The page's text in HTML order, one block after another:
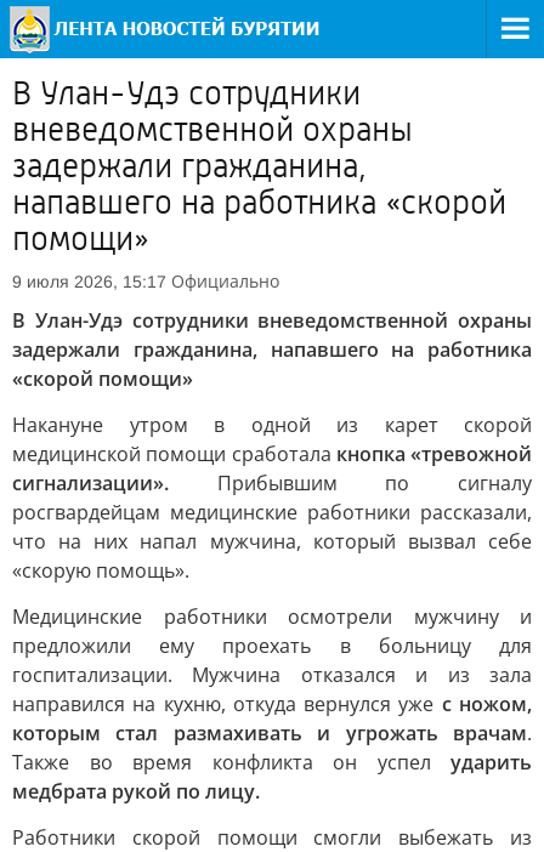
В Улан-Удэ сотрудники
вневедомственной охраны
задержали гражданина,
напавшего на работника «скорой
помощи»
9 июля 2026, 15:17 Официально
В Улан-Удэ сотрудники вневедомственной охраны
задержали гражданина, напавшего на работника
«скорой помощи»
Накануне утром в одной из карет скорой
медицинской помощи сработала кнопка «тревожной
сигнализации». Прибывшим по сигналу
росгвардейцам медицинские работники рассказали,
что на них напал мужчина, который вызвал себе
«скорую помощь».
Медицинские работники осмотрели мужчину и
предложили ему проехать в больницу для
госпитализации. Мужчина отказался и из зала
направился на кухню, откуда вернулся уже с ножом,
которым стал размахивать и угрожать врачам.
Также во время конфликта он успел ударить
медбрата рукой по лицу.
Работники скорой помощи смогли выбежать из